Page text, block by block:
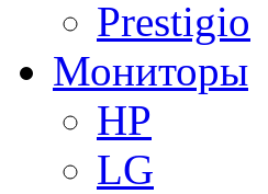
Prestigio
Мониторы
HP
LG